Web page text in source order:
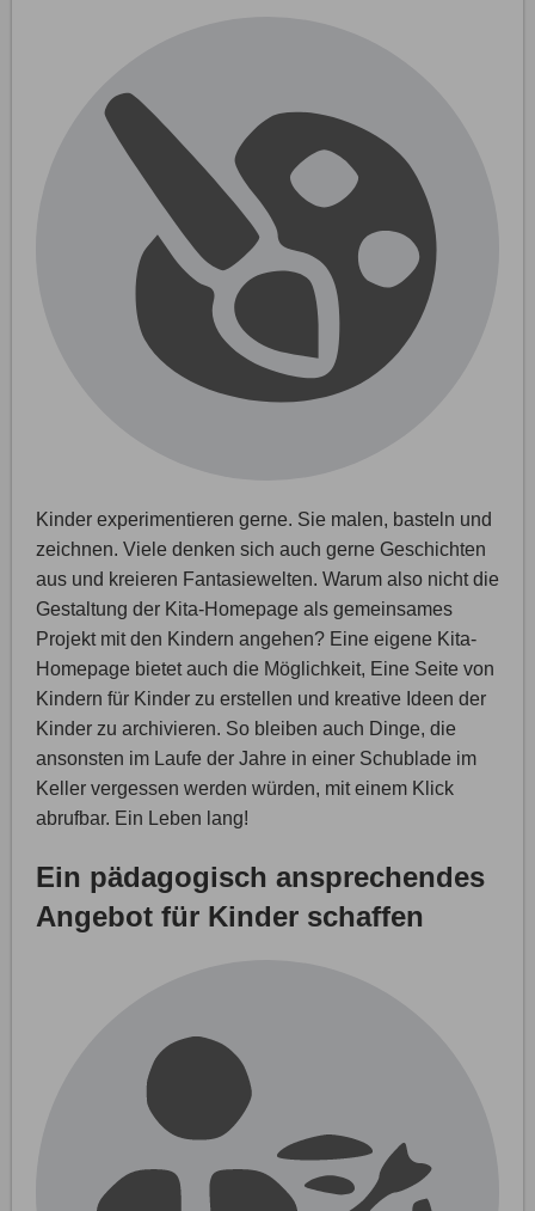
Kinder experimentieren gerne. Sie malen, basteln und
zeichnen. Viele denken sich auch gerne Geschichten
aus und kreieren Fantasiewelten. Warum also nicht die
Gestaltung der Kita-Homepage als gemeinsames
Projekt mit den Kindern angehen? Eine eigene Kita-
Homepage bietet auch die Möglichkeit, Eine Seite von
Kindern für Kinder zu erstellen und kreative Ideen der
Kinder zu archivieren. So bleiben auch Dinge, die
ansonsten im Laufe der Jahre in einer Schublade im
Keller vergessen werden würden, mit einem Klick
abrufbar. Ein Leben lang!
Ein pädagogisch ansprechendes
Angebot für Kinder schaffen